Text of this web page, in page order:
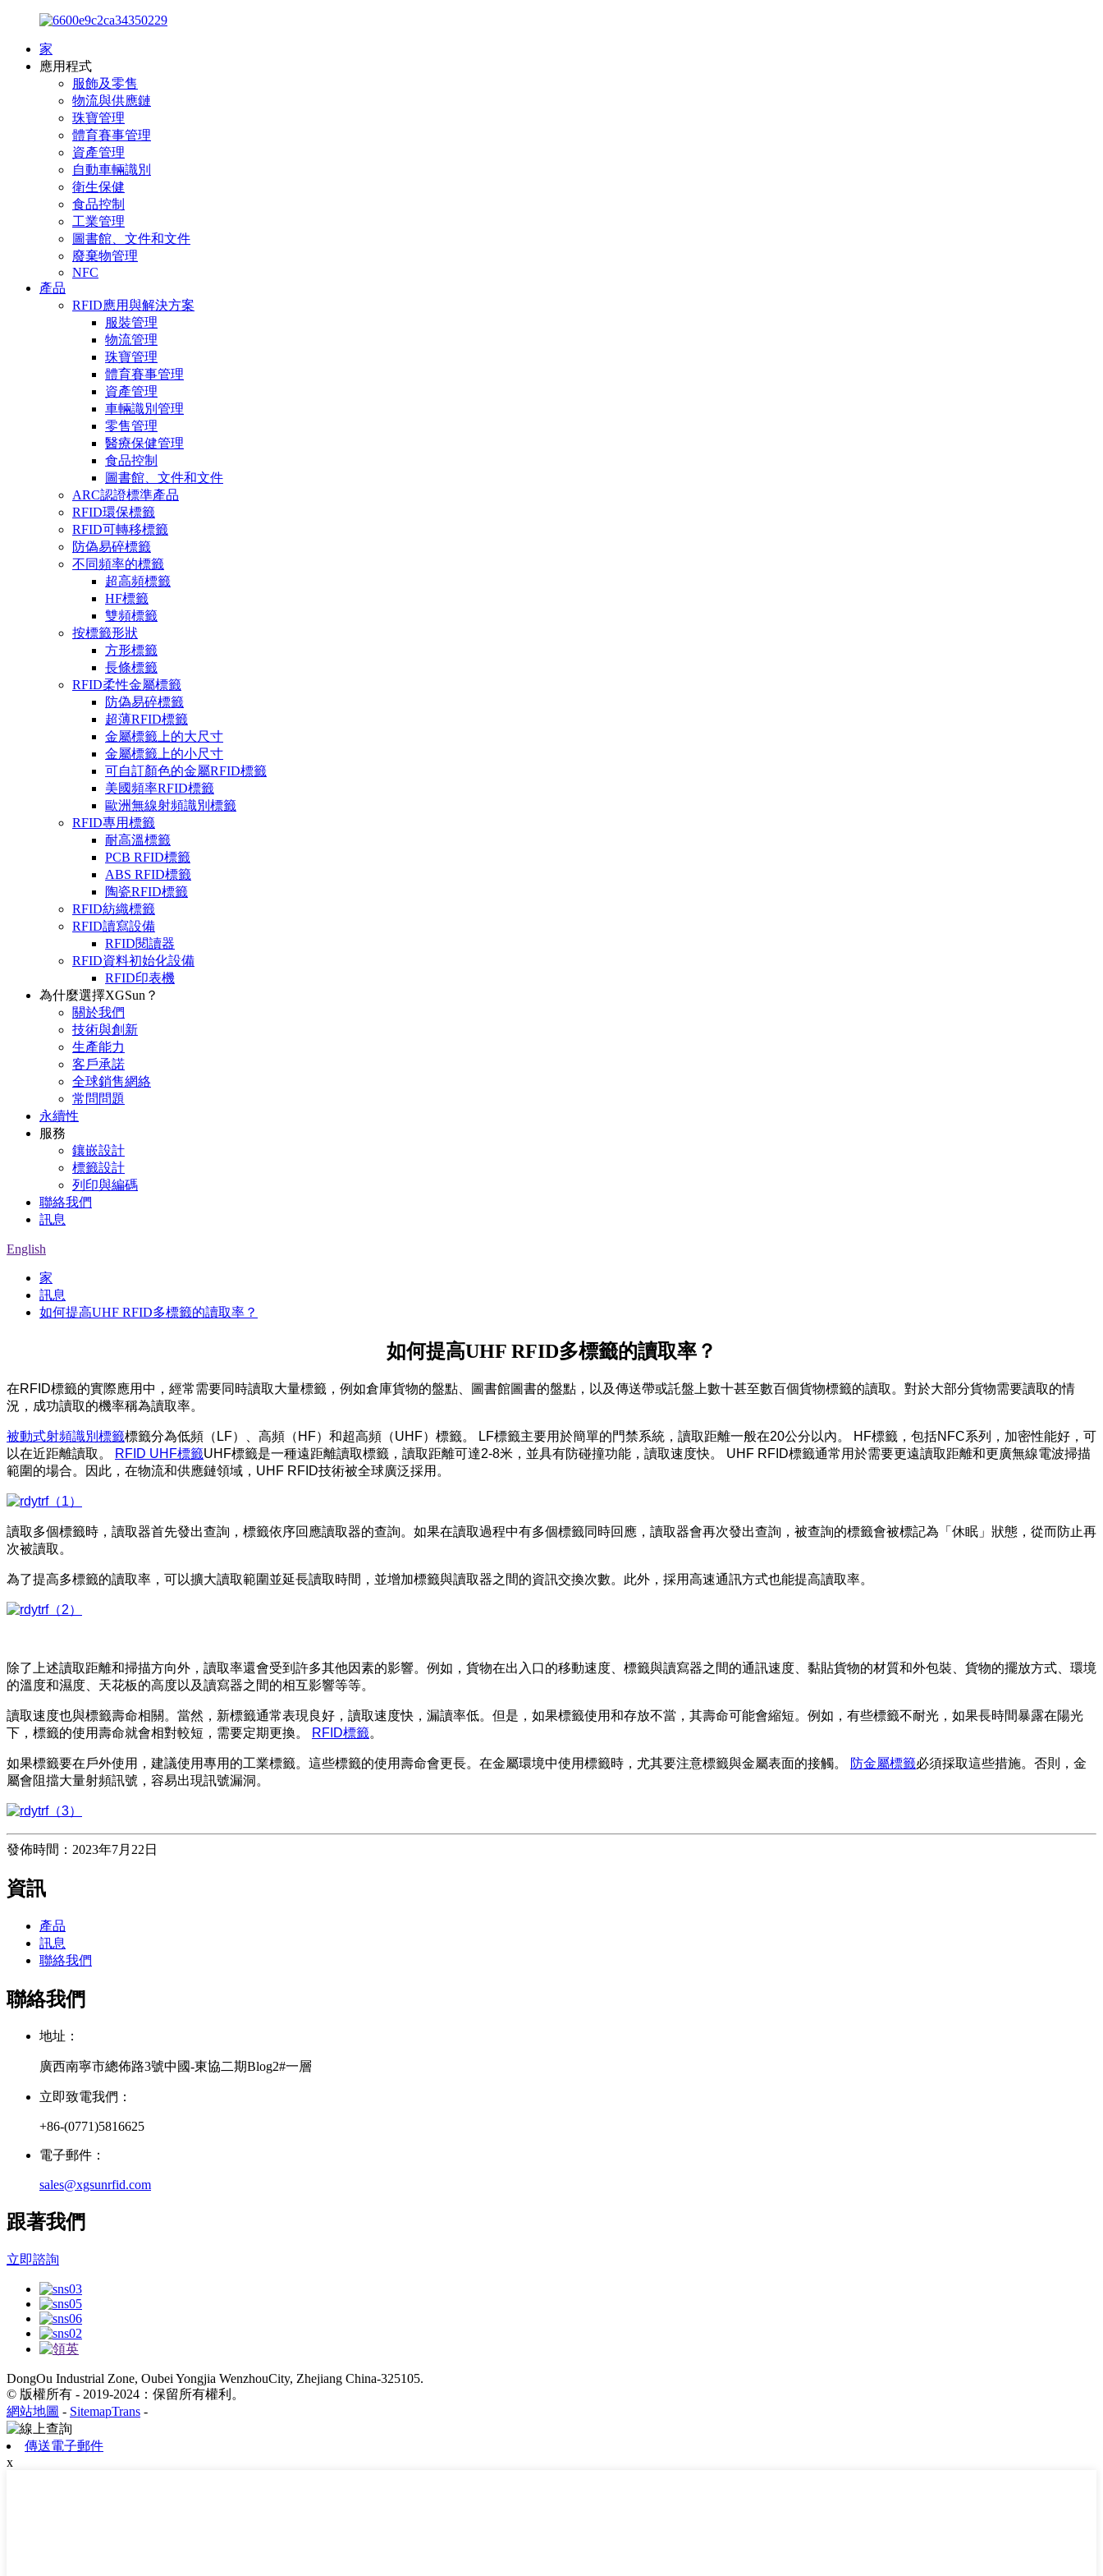
家
應用程式
服飾及零售
物流與供應鏈
珠寶管理
體育賽事管理
資產管理
自動車輛識別
衛生保健
食品控制
工業管理
圖書館、文件和文件
廢棄物管理
NFC
產品
RFID應用與解決方案
服裝管理
物流管理
珠寶管理
體育賽事管理
資產管理
車輛識別管理
零售管理
醫療保健管理
食品控制
圖書館、文件和文件
ARC認證標準產品
RFID環保標籤
RFID可轉移標籤
防偽易碎標籤
不同頻率的標籤
超高頻標籤
HF標籤
雙頻標籤
按標籤形狀
方形標籤
長條標籤
RFID柔性金屬標籤
防偽易碎標籤
超薄RFID標籤
金屬標籤上的大尺寸
金屬標籤上的小尺寸
可自訂顏色的金屬RFID標籤
美國頻率RFID標籤
歐洲無線射頻識別標籤
RFID專用標籤
耐高溫標籤
PCB RFID標籤
ABS RFID標籤
陶瓷RFID標籤
RFID紡織標籤
RFID讀寫設備
RFID閱讀器
RFID資料初始化設備
RFID印表機
為什麼選擇XGSun？
關於我們
技術與創新
生產能力
客戶承諾
全球銷售網絡
常問問題
永續性
服務
鑲嵌設計
標籤設計
列印與編碼
聯絡我們
訊息
English
家
訊息
如何提高UHF RFID多標籤的讀取率？
如何提高UHF RFID多標籤的讀取率？
在RFID標籤的實際應用中，經常需要同時讀取大量標籤，例如倉庫貨物的盤點、圖書館圖書的盤點，以及傳送帶或託盤上數十甚至數百個貨物標籤的讀取。對於大部分貨物需要讀取的情
況，成功讀取的機率稱為讀取率。
被動式射頻識別標籤標籤分為低頻（LF）、高頻（HF）和超高頻（UHF）標籤。 LF標籤主要用於簡單的門禁系統，讀取距離一般在20公分以內。 HF標籤，包括NFC系列，加密性能好，可
以在近距離讀取。
RFID UHF標籤UHF標籤是一種遠距離讀取標籤，讀取距離可達2-8米，並具有防碰撞功能，讀取速度快。 UHF RFID標籤通常用於需要更遠讀取距離和更廣無線電波掃描
範圍的場合。因此，在物流和供應鏈領域，UHF RFID技術被全球廣泛採用。
讀取多個標籤時，讀取器首先發出查詢，標籤依序回應讀取器的查詢。如果在讀取過程中有多個標籤同時回應，讀取器會再次發出查詢，被查詢的標籤會被標記為「休眠」狀態，從而防止再
次被讀取。
為了提高多標籤的讀取率，可以擴大讀取範圍並延長讀取時間，並增加標籤與讀取器之間的資訊交換次數。此外，採用高速通訊方式也能提高讀取率。
除了上述讀取距離和掃描方向外，讀取率還會受到許多其他因素的影響。例如，貨物在出入口的移動速度、標籤與讀寫器之間的通訊速度、黏貼貨物的材質和外包裝、貨物的擺放方式、環境
的溫度和濕度、天花板的高度以及讀寫器之間的相互影響等等。
讀取速度也與標籤壽命相關。當然，新標籤通常表現良好，讀取速度快，漏讀率低。但是，如果標籤使用和存放不當，其壽命可能會縮短。例如，有些標籤不耐光，如果長時間暴露在陽光
下，標籤的使用壽命就會相對較短，需要定期更換。
RFID標籤。
如果標籤要在戶外使用，建議使用專用的工業標籤。這些標籤的使用壽命會更長。在金屬環境中使用標籤時，尤其要注意標籤與金屬表面的接觸。 防金屬標籤必須採取這些措施。否則，金
屬會阻擋大量射頻訊號，容易出現訊號漏洞。
發佈時間：2023年7月22日
資訊
產品
訊息
聯絡我們
聯絡我們
地址：
廣西南寧市總佈路3號中國-東協二期Blog2#一層
立即致電我們：
+86-(0771)5816625
電子郵件：
sales@xgsunrfid.com
跟著我們
立即諮詢
DongOu Industrial Zone, Oubei Yongjia WenzhouCity, Zhejiang China-325105.
© 版權所有 - 2019-2024：保留所有權利。
網站地圖 - SitemapTrans -
傳送電子郵件
x